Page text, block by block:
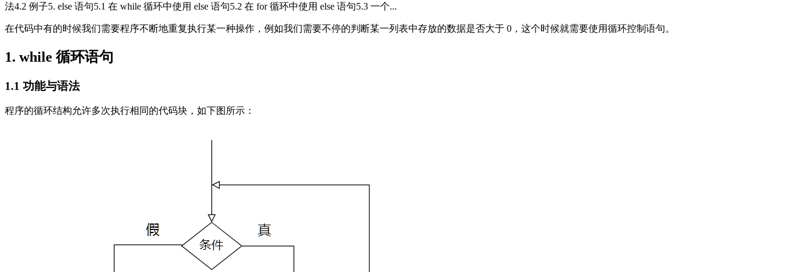
法4.2 例子5. else 语句5.1 在 while 循环中使用 else 语句5.2 在 for 循环中使用 else 语句5.3 一个...
在代码中有的时候我们需要程序不断地重复执行某一种操作，例如我们需要不停的判断某一列表中存放的数据是否大于 0，这个时候就需要使用循环控制语句。
1. while 循环语句
1.1 功能与语法
程序的循环结构允许多次执行相同的代码块，如下图所示：